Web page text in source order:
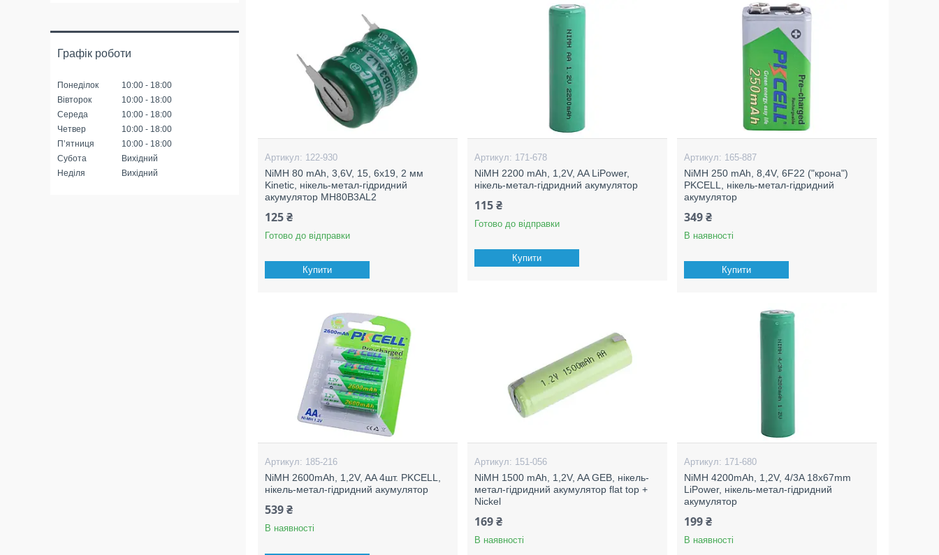
122-930
NiMH 80 mAh, 3,6V, 15, 6x19, 2 мм
Kinetic, нікель-метал-гідридний
акумулятор MH80B3AL2
125 ₴
Готово до відправки
Купити
171-678
NiMH 2200 mAh, 1,2V, AA LiPower,
нікель-метал-гідридний акумулятор
115 ₴
Готово до відправки
Купити
165-887
NiMH 250 mAh, 8,4V, 6F22 ("крона")
PKCELL, нікель-метал-гідридний
акумулятор
349 ₴
В наявності
Купити
185-216
NiMH 2600mAh, 1,2V, AA 4шт. PKCELL,
нікель-метал-гідридний акумулятор
539 ₴
В наявності
151-056
NiMH 1500 mAh, 1,2V, AA GEB, нікель-
метал-гідридний акумулятор flat top +
Nickel
169 ₴
В наявності
171-680
NiMH 4200mAh, 1,2V, 4/3A 18x67mm
LiPower, нікель-метал-гідридний
акумулятор
199 ₴
В наявності
Графік роботи
Понеділок 10:00
18:00
Вівторок
10:00
18:00
Середа
10:00
18:00
Четвер
10:00
18:00
Пʼятниця
10:00
18:00
Субота
Вихідний
Неділя
Вихідний